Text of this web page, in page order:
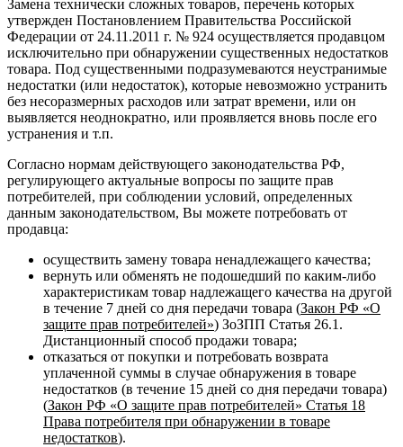
Замена технически сложных товаров, перечень которых
утвержден Постановлением Правительства Российской
Федерации от 24.11.2011 г. № 924 осуществляется продавцом
исключительно при обнаружении существенных недостатков
товара. Под существенными подразумеваются неустранимые
недостатки (или недостаток), которые невозможно устранить
без несоразмерных расходов или затрат времени, или он
выявляется неоднократно, или проявляется вновь после его
устранения и т.п.
Согласно нормам действующего законодательства РФ,
регулирующего актуальные вопросы по защите прав
потребителей, при соблюдении условий, определенных
данным законодательством, Вы можете потребовать от
продавца:
осуществить замену товара ненадлежащего качества;
вернуть или обменять не подошедший по каким-либо
характеристикам товар надлежащего качества на другой
в течение 7 дней со дня передачи товара (Закон РФ «О
защите прав потребителей») ЗоЗПП Статья 26.1.
Дистанционный способ продажи товара;
отказаться от покупки и потребовать возврата
уплаченной суммы в случае обнаружения в товаре
недостатков (в течение 15 дней со дня передачи товара)
(Закон РФ «О защите прав потребителей» Статья 18
Права потребителя при обнаружении в товаре
недостатков).